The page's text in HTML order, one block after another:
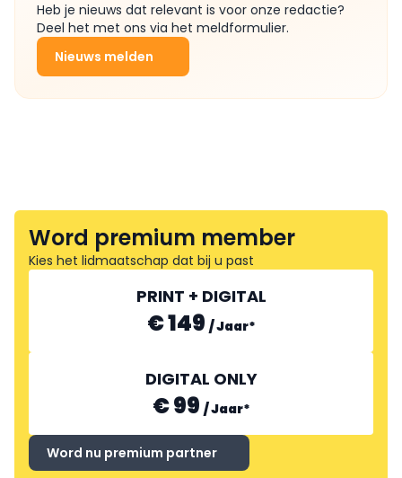
Heb je nieuws dat relevant is voor onze redactie?
Deel het met ons via het meldformulier.
Nieuws melden
Word premium member
Kies het lidmaatschap dat bij u past
PRINT + DIGITAL
€ 149 /Jaar*
DIGITAL ONLY
€ 99 /Jaar*
Word nu premium partner